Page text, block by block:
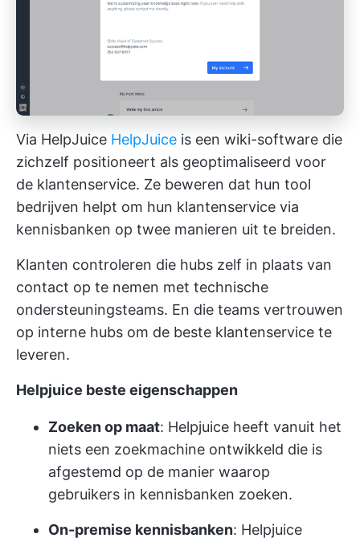
Via HelpJuice HelpJuice is een wiki-software die
zichzelf positioneert als geoptimaliseerd voor
de klantenservice. Ze beweren dat hun tool
bedrijven helpt om hun klantenservice via
kennisbanken op twee manieren uit te breiden.
Klanten controleren die hubs zelf in plaats van
contact op te nemen met technische
ondersteuningsteams. En die teams vertrouwen
op interne hubs om de beste klantenservice te
leveren.
Helpjuice beste eigenschappen
Zoeken op maat: Helpjuice heeft vanuit het
niets een zoekmachine ontwikkeld die is
afgestemd op de manier waarop
gebruikers in kennisbanken zoeken.
On-premise kennisbanken: Helpjuice